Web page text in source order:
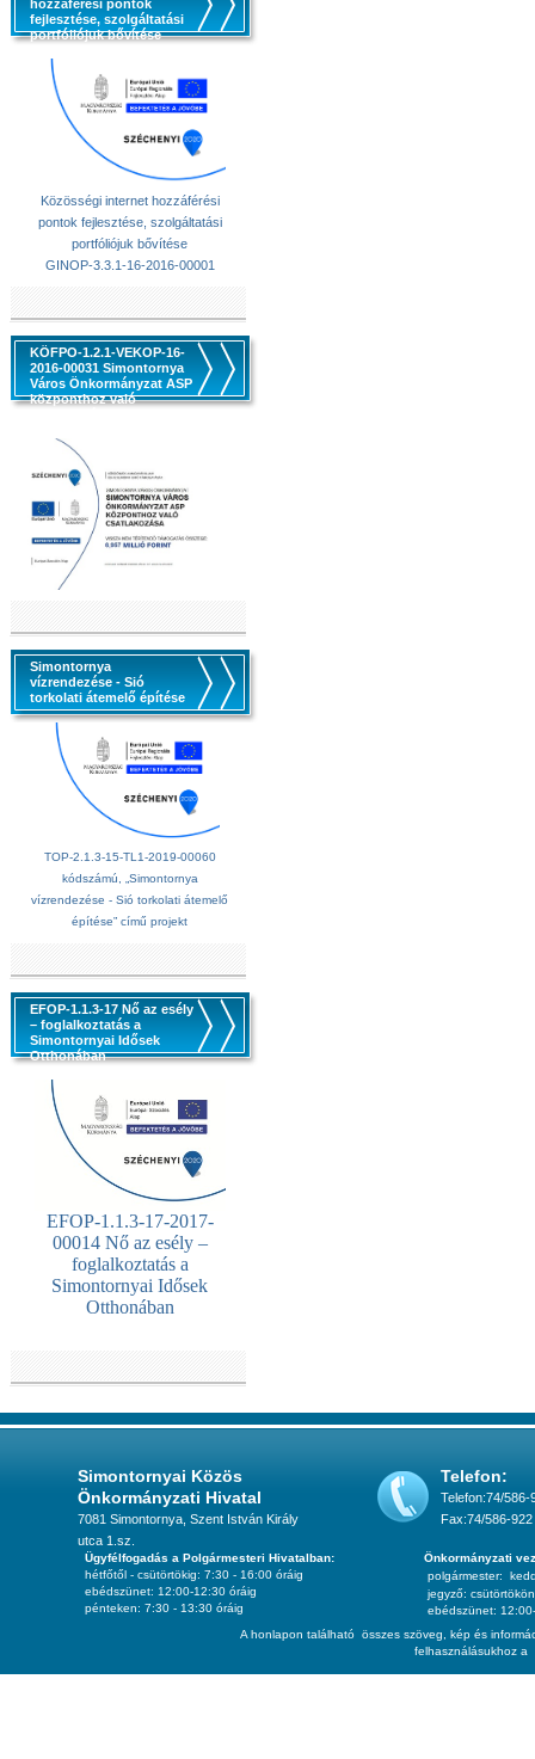
hozzáférési pontok
fejlesztése, szolgáltatási
portfóliójuk bővítése
Közösségi internet hozzáférési
pontok fejlesztése, szolgáltatási
portfóliójuk bővítése
GINOP-3.3.1-16-2016-00001
KÖFPO-1.2.1-VEKOP-16-
2016-00031 Simontornya
Város Önkormányzat ASP
központhoz való
Simontornya
vízrendezése - Sió
torkolati átemelő építése
TOP-2.1.3-15-TL1-2019-00060
kódszámú, „Simontornya
vízrendezése - Sió torkolati átemelő
építése” című projekt
EFOP-1.1.3-17 Nő az esély
– foglalkoztatás a
Simontornyai Idősek
Otthonában
EFOP-1.1.3-17-2017-
00014 Nő az esély –
foglalkoztatás a
Simontornyai Idősek
Otthonában
Simontornyai Közös
Önkormányzati Hivatal
7081 Simontornya, Szent István Király
utca 1.sz.
Telefon:
Telefon:74/586-
Fax:74/586-922
A honlapon található összes szöveg, kép és
felhasználásukhoz a
Ügyfélfogadás a Polgármesteri Hivatalban:
hétfőtől - csütörtökig: 7:30 - 16:00 óráig
ebédszünet: 12:00-12:30 óráig
pénteken: 7:30 - 13:30 óráig
Önkormányzati
polgármester:
jegyző: csütörtökön
ebédszünet: